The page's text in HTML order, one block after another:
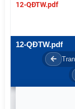
12-QĐTW.pdf